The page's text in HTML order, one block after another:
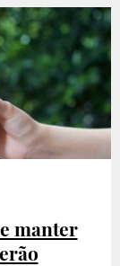
manter